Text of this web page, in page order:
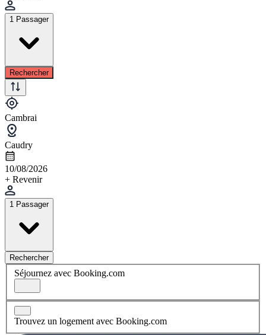
1 Passager
Rechercher
Cambrai
Caudry
10/08/2026
+ Revenir
1 Passager
Rechercher
Séjournez avec Booking.com
Trouvez un logement avec Booking.com